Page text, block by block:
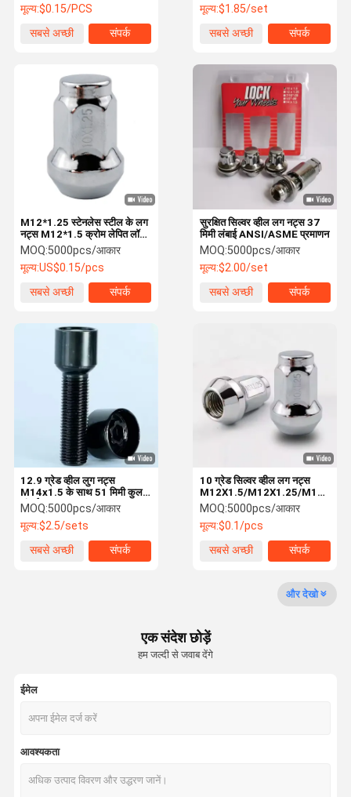
घर उत्पाद
कारखाने का दौरा गुणवत्ता नियंत्रण हमसे संपर्क करें समाचार
ट्रक का पहिया नट
पहिया संवर्धन
पहिया नट
मूल्य:$1.85/set
सबसे अच्छी
संपर्क
मूल्य:$0.15/PCS
सबसे अच्छी
संपर्क
सुरक्षित सिल्वर व्हील लग नट्स 37
मिमी लंबाई ANSI/ASME प्रमाणन
MOQ:5000pcs/आकार
मूल्य:$2.00/set
सबसे अच्छी
संपर्क
M12*1.25 स्टेनलेस स्टील के लग
नट्स M12*1.5 क्रोम लेपित लॉक
लग नट्स
MOQ:5000pcs/आकार
मूल्य:US$0.15/pcs
सबसे अच्छी
संपर्क
10 ग्रेड सिल्वर व्हील लग नट्स
M12X1.5/M12X1.25/M14X1.5
40Cr/35CrMo
MOQ:5000pcs/आकार
मूल्य:$0.1/pcs
सबसे अच्छी
संपर्क
12.9 ग्रेड व्हील लुग नट्स
M14x1.5 के साथ 51 मिमी कुल
लंबाई 35CrMo
MOQ:5000pcs/आकार
मूल्य:$2.5/sets
सबसे अच्छी
संपर्क
और देखो
एक संदेश छोड़ें
हम जल्दी से जवाब देंगे
ईमेल
आवश्यकता